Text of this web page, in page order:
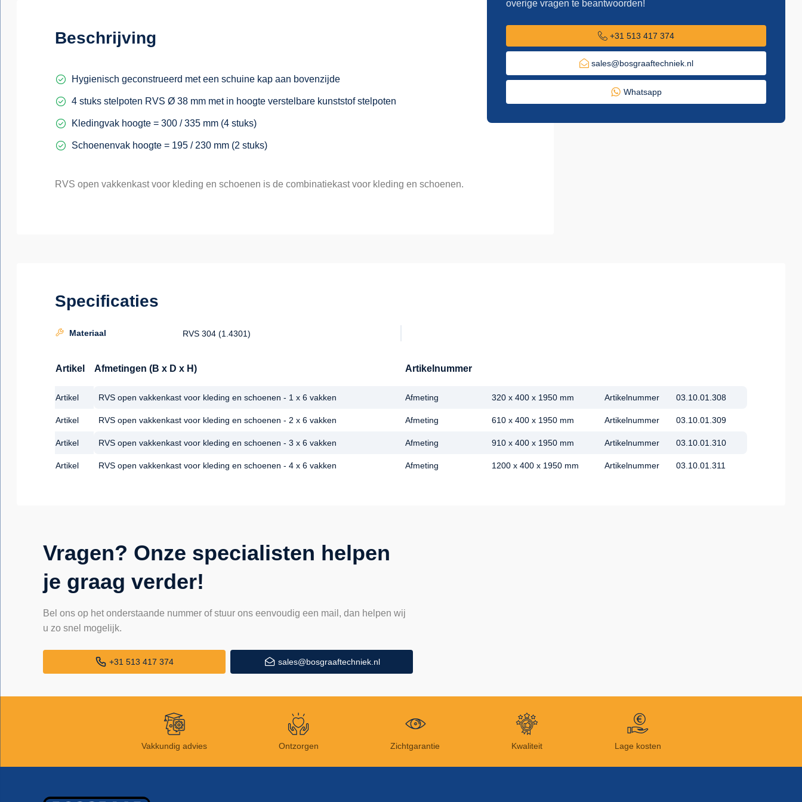
Beschrijving
Hygienisch geconstrueerd met een schuine kap aan bovenzijde
4 stuks stelpoten RVS Ø 38 mm met in hoogte verstelbare kunststof stelpoten
Kledingvak hoogte = 300 / 335 mm (4 stuks)
Schoenenvak hoogte = 195 / 230 mm (2 stuks)
RVS open vakkenkast voor kleding en schoenen is de combinatiekast voor kleding en schoenen.
overige vragen te beantwoorden!
+31 513 417 374
sales@bosgraaftechniek.nl
Whatsapp
Specificaties
Materiaal RVS 304 (1.4301)
Artikel Afmetingen (B x D x H) Artikelnummer
Artikel RVS open vakkenkast voor kleding en schoenen - 1 x 6 vakken Afmeting 320 x 400 x 1950 mm Artikelnummer 03.10.01.308
Artikel RVS open vakkenkast voor kleding en schoenen - 2 x 6 vakken Afmeting 610 x 400 x 1950 mm Artikelnummer 03.10.01.309
Artikel RVS open vakkenkast voor kleding en schoenen - 3 x 6 vakken Afmeting 910 x 400 x 1950 mm Artikelnummer 03.10.01.310
Artikel RVS open vakkenkast voor kleding en schoenen - 4 x 6 vakken Afmeting 1200 x 400 x 1950 mm Artikelnummer 03.10.01.311
Vragen? Onze specialisten helpen
je graag verder!
Bel ons op het onderstaande nummer of stuur ons eenvoudig een mail, dan helpen wij
u zo snel mogelijk.
+31 513 417 374 sales@bosgraaftechniek.nl
Vakkundig advies Ontzorgen Zichtgarantie Kwaliteit Lage kosten